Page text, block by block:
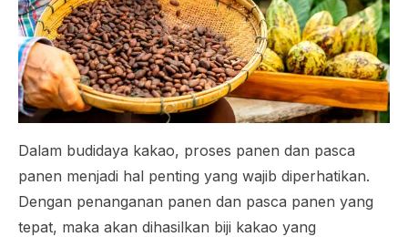
Dalam budidaya kakao, proses panen dan pasca
panen menjadi hal penting yang wajib diperhatikan.
Dengan penanganan panen dan pasca panen yang
tepat, maka akan dihasilkan biji kakao yang